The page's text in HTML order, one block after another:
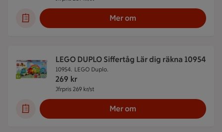
Mer om
LEGO DUPLO Siffertåg Lär dig räkna 10954
10954. LEGO Duplo.
269 kr
Jfrpris 269 kr/st
Mer om